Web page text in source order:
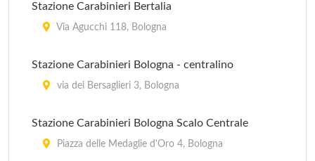
Stazione Carabinieri Bertalia
Via Agucchi 118, Bologna
Stazione Carabinieri Bologna - centralino
via dei Bersaglieri 3, Bologna
Stazione Carabinieri Bologna Scalo Centrale
Piazza delle Medaglie d'Oro 4, Bologna